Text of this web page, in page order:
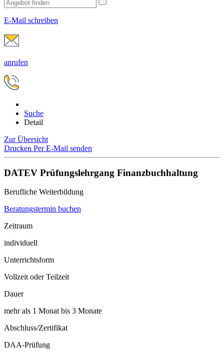
E-Mail schreiben
anrufen
Suche
Detail
Zur Übersicht
Drucken Per E-Mail senden
DATEV Prüfungslehrgang Finanzbuchhaltung
Berufliche Weiterbildung
Beratungstermin buchen
Zeitraum
individuell
Unterrichtsform
Vollzeit oder Teilzeit
Dauer
mehr als 1 Monat bis 3 Monate
Abschluss/Zertifikat
DAA-Prüfung